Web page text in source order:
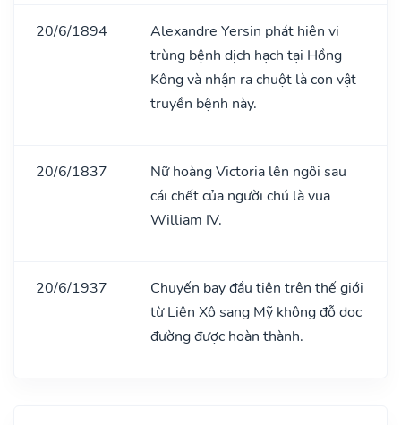
20/6/1894
Alexandre Yersin phát hiện vi
trùng bệnh dịch hạch tại Hồng
Kông và nhận ra chuột là con vật
truyền bệnh này.
20/6/1837
Nữ hoàng Victoria lên ngôi sau
cái chết của người chú là vua
William IV.
20/6/1937
Chuyến bay đầu tiên trên thế giới
từ Liên Xô sang Mỹ không đỗ dọc
đường được hoàn thành.